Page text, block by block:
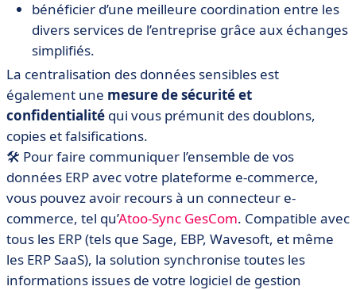
bénéficier d’une meilleure coordination entre les
divers services de l’entreprise grâce aux échanges
simplifiés.
La centralisation des données sensibles est
également une mesure de sécurité et
confidentialité qui vous prémunit des doublons,
copies et falsifications.
🛠 Pour faire communiquer l’ensemble de vos
données ERP avec votre plateforme e-commerce,
vous pouvez avoir recours à un connecteur e-
commerce, tel qu’Atoo-Sync GesCom. Compatible avec
tous les ERP (tels que Sage, EBP, Wavesoft, et même
les ERP SaaS), la solution synchronise toutes les
informations issues de votre logiciel de gestion